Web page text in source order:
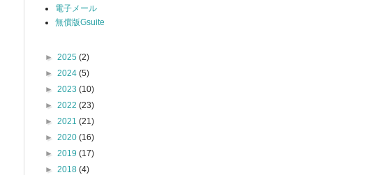
電子メール
無償版Gsuite
► 2025 (2)
► 2024 (5)
► 2023 (10)
► 2022 (23)
► 2021 (21)
► 2020 (16)
► 2019 (17)
► 2018 (4)